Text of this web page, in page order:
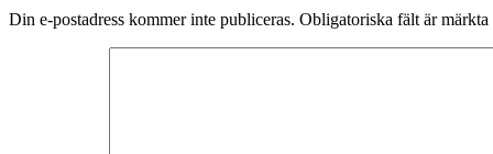
Din e-postadress kommer inte publiceras. Obligatoriska fält är märkta